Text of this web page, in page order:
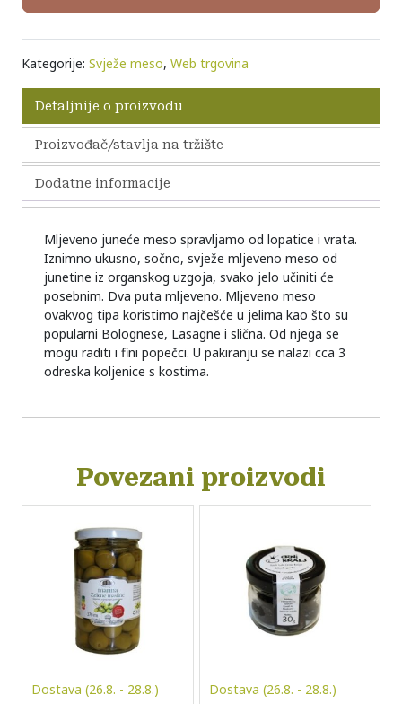
Kategorije: Svježe meso, Web trgovina
Detaljnije o proizvodu
Proizvođač/stavlja na tržište
Dodatne informacije
Mljeveno juneće meso spravljamo od lopatice i vrata.
Iznimno ukusno, sočno, svježe mljeveno meso od
junetine iz organskog uzgoja, svako jelo učiniti će
posebnim. Dva puta mljeveno. Mljeveno meso
ovakvog tipa koristimo najčešće u jelima kao što su
popularni Bolognese, Lasagne i slična. Od njega se
mogu raditi i fini popečci. U pakiranju se nalazi cca 3
odreska koljenice s kostima.
Povezani proizvodi
Dostava (26.8. - 28.8.) Dostava (26.8. - 28.8.)